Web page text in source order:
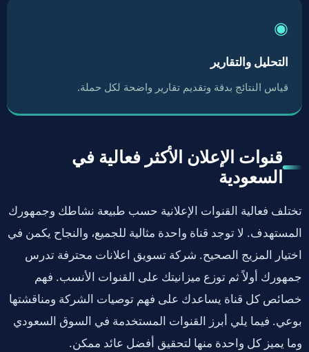
◉
التحليل والتقارير
قياس النتائج بدقة وتقديم تقارير واضحة لكل حملة.
قنوات الإعلان الأكثر فعالية في
السعودية
تختلف فعالية القنوات الإعلانية حسب طبيعة نشاطك وجمهورك
المستهدف. لا توجد قناة واحدة مثالية للجميع، والنجاح يكمن في
اختيار المزيج الصحيح. شركة تسويق اعلانات محترفة تدرس
جمهورك أولاً ثم توزع ميزانيتك على القنوات الأنسب. فهم
خصائص كل قناة يساعدك على فهم توصيات الشركة ومناقشتها
بوعي. فيما يلي أبرز القنوات المستخدمة في السوق السعودي
وما يميز كل واحدة منها لتحقيق أفضل عائد ممكن.